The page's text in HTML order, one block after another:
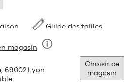
Guide des tailles
magasin
69002 Lyon
Choisir ce
magasin